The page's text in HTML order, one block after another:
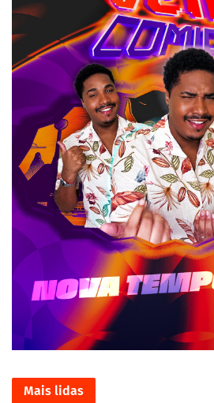
Mais lidas